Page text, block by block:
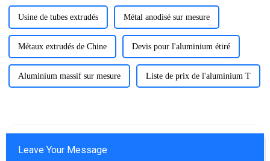
Usine de tubes extrudés Métal anodisé sur mesure
Métaux extrudés de Chine Devis pour l'aluminium étiré
Aluminium massif sur mesure Liste de prix de l'aluminium T
Leave Your Message